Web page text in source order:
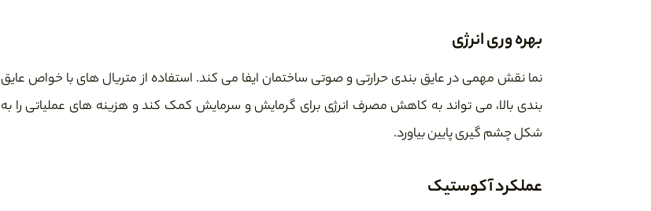
بهره وری انرژی
نما نقش مهمی در عایق بندی حرارتی و صوتی ساختمان ایفا می کند. استفاده از متریال های با خواص عایق
بندی بالا، می تواند به کاهش مصرف انرژی برای گرمایش و سرمایش کمک کند و هزینه های عملیاتی را به
شکل چشم گیری پایین بیاورد.
عملکرد آکوستیک